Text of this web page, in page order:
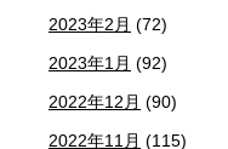
2023年2月 (72)
2023年1月 (92)
2022年12月 (90)
2022年11月 (115)